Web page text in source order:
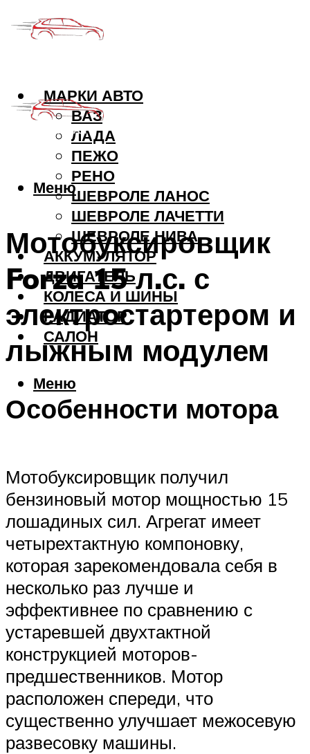
МАРКИ АВТО
ВАЗ
ЛАДА
ПЕЖО
РЕНО
ШЕВРОЛЕ ЛАНОС
ШЕВРОЛЕ ЛАЧЕТТИ
ШЕВРОЛЕ НИВА
АККУМУЛЯТОР
ДВИГАТЕЛЬ
КОЛЕСА И ШИНЫ
РАДИАТОР
САЛОН
Меню
Меню
Мотобуксировщик
Forza 15 л.с. с
электростартером и
лыжным модулем
Особенности мотора
Мотобуксировщик получил
бензиновый мотор мощностью 15
лошадиных сил. Агрегат имеет
четырехтактную компоновку,
которая зарекомендовала себя в
несколько раз лучше и
эффективнее по сравнению с
устаревшей двухтактной
конструкцией моторов-
предшественников. Мотор
расположен спереди, что
существенно улучшает межосевую
развесовку машины.